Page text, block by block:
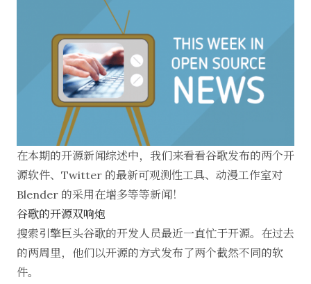
在本期的开源新闻综述中，我们来看看谷歌发布的两个开
源软件、Twitter 的最新可观测性工具、动漫工作室对
Blender 的采用在增多等等新闻！
谷歌的开源双响炮
搜索引擎巨头谷歌的开发人员最近一直忙于开源。在过去
的两周里，他们以开源的方式发布了两个截然不同的软
件。